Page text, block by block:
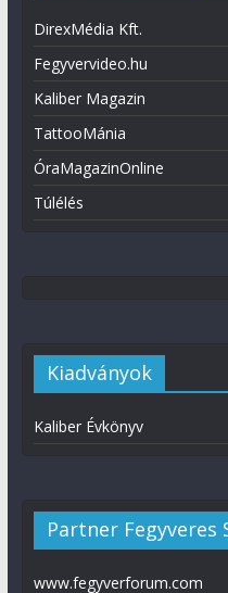
DirexMédia Kft.
Fegyvervideo.hu
Kaliber Magazin
TattooMánia
ÓraMagazinOnline
Túlélés
Kiadványok
Kaliber Évkönyv
Partner Fegyveres
www.fegyverforum.com